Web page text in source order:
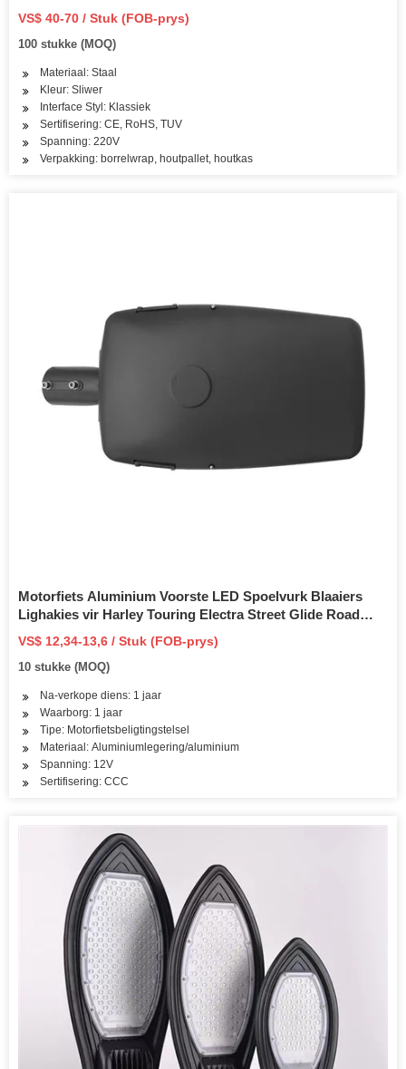
VS$ 40-70 / Stuk (FOB-prys)
100 stukke (MOQ)
Materiaal: Staal
Kleur: Sliwer
Interface Styl: Klassiek
Sertifisering: CE, RoHS, TUV
Spanning: 220V
Verpakking: borrelwrap, houtpallet, houtkas
Motorfiets Aluminium Voorste LED Spoelvurk Blaaiers
Lighakies vir Harley Touring Electra Street Glide Road
King 1998-2022
VS$ 12,34-13,6 / Stuk (FOB-prys)
10 stukke (MOQ)
Na-verkope diens: 1 jaar
Waarborg: 1 jaar
Tipe: Motorfietsbeligtingstelsel
Materiaal: Aluminiumlegering/aluminium
Spanning: 12V
Sertifisering: CCC